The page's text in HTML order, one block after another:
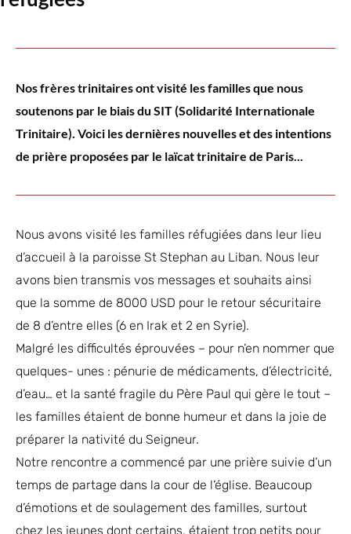
Nos frères trinitaires ont visité les familles que nous
soutenons par le biais du SIT (Solidarité Internationale
Trinitaire). Voici les dernières nouvelles et des intentions
de prière proposées par le laïcat trinitaire de Paris...
Nous avons visité les familles réfugiées dans leur lieu
d’accueil à la paroisse St Stephan au Liban. Nous leur
avons bien transmis vos messages et souhaits ainsi
que la somme de 8000 USD pour le retour sécuritaire
de 8 d’entre elles (6 en Irak et 2 en Syrie).
Malgré les difficultés éprouvées – pour n’en nommer que
quelques- unes : pénurie de médicaments, d’électricité,
d’eau… et la santé fragile du Père Paul qui gère le tout –
les familles étaient de bonne humeur et dans la joie de
préparer la nativité du Seigneur.
Notre rencontre a commencé par une prière suivie d’un
temps de partage dans la cour de l’église. Beaucoup
d’émotions et de soulagement des familles, surtout
chez les jeunes dont certains, étaient trop petits pour